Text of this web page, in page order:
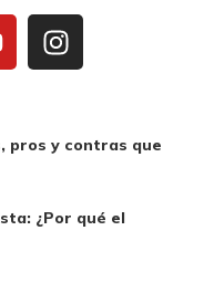
pros y contras que
¿Por qué el